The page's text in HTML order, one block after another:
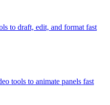
to draft, edit, and format fast
tools to animate panels fast